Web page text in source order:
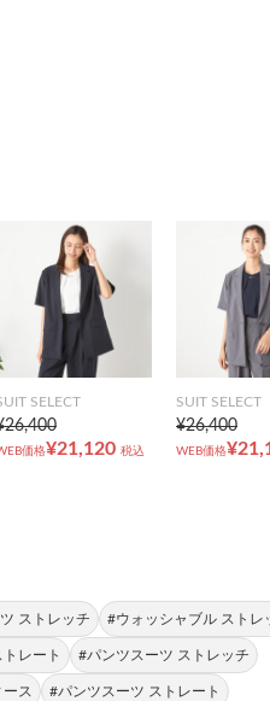
SELECT
価格¥21,120 税込
SUIT SELECT
¥26,400
WEB価格
ストレッチ #ウォッシャブル ストレ
レート #パンツスーツ ストレッチ
ス #パンツスーツ ストレート